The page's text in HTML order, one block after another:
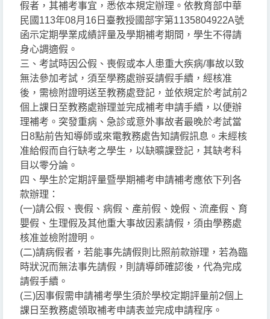
假者，其補考事宜，悉依本規定辦理。依教育部中華
民國113年08月16日臺教授國部字第1135804922A號
函示定期學業成績評量及學期補考期間，學生不得請
身心調適假。
三、考試時因公假、喪假或本人患重大疾病/事故以致
無法參加考試，須至學務處辦妥請假手續，經核准
後，需檢附證明送至教務處登記，並依規定於考試前2
個上課日至教務處辦理並完成補考申請手續，以便辦
理補考。突發重病、急診或意外事故者最晚於考試當
日8點前告知導師或來電教務處告知請假訊息。未經核
准給假而自行缺考之學生，以缺曠課登記，其缺考科
目以零分論。
四、學生於定期評量暨學期補考申請補考應依下列各
款辦理：
(一)請公假、喪假、病假、產前假、娩假、流產假、育
嬰假、生理假及其他重大事故因素請假，須由學務處
核准並檢附證明。
(二)請病假者，若能事先請假則比照前款辦理，若為臨
時狀況而無法事先請假，則請導師確認後，代為完成
請假手續。
(三)因事假需申請補考學生須於學校定期評量前2個上
課日至教務處領取補考申請表並完成申請程序。